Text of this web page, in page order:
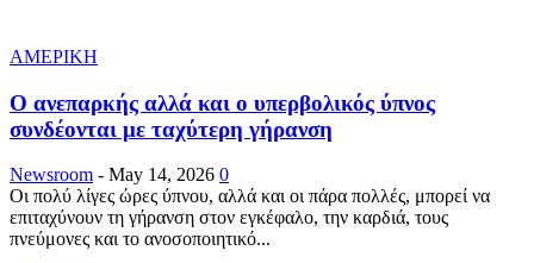
ΑΜΕΡΙΚΗ
Ο ανεπαρκής αλλά και ο υπερβολικός ύπνος
συνδέονται με ταχύτερη γήρανση
Newsroom - May 14, 2026 0
Οι πολύ λίγες ώρες ύπνου, αλλά και οι πάρα πολλές, μπορεί να
επιταχύνουν τη γήρανση στον εγκέφαλο, την καρδιά, τους
πνεύμονες και το ανοσοποιητικό...